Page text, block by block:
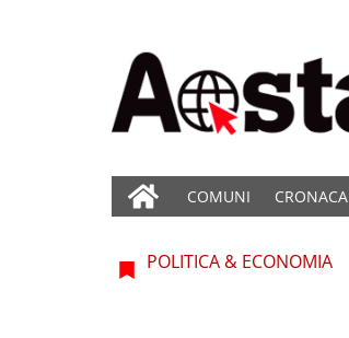
COMUNI CRONACA
POLITICA & ECONOMIA